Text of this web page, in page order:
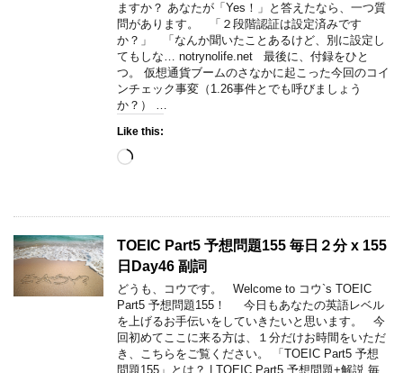
ますか？ あなたが「Yes！」と答えたなら、一つ質
問があります。 「２段階認証は設定済みです
か？」 「なんか聞いたことあるけど、別に設定し
てもしな… notrynolife.net 最後に、付録をひと
つ。 仮想通貨ブームのさなかに起こった今回のコイ
ンチェック事変（1.26事件とでも呼びましょう
か？） …
Like this:
Loading…
TOEIC Part5 予想問題155 毎日２分 x 155
日Day46 副詞
どうも、コウです。 Welcome to コウ`s TOEIC
Part5 予想問題155！ 今日もあなたの英語レベル
を上げるお手伝いをしていきたいと思います。 今
回初めてここに来る方は、１分だけお時間をいただ
き、こちらをご覧ください。 「TOEIC Part5 予想
問題155」とは？ | TOEIC Part5 予想問題+解説 毎